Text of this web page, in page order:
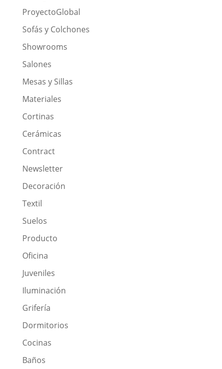
ProyectoGlobal
Sofás y Colchones
Showrooms
Salones
Mesas y Sillas
Materiales
Cortinas
Cerámicas
Contract
Newsletter
Decoración
Textil
Suelos
Producto
Oficina
Juveniles
Iluminación
Grifería
Dormitorios
Cocinas
Baños